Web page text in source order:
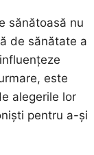
sănătoasă nu
de sănătate a
este
alegerile lor
pentru a-și